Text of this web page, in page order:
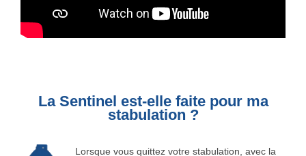
La Sentinel est-elle faite pour ma
stabulation ?
Lorsque vous quittez votre stabulation, avec la